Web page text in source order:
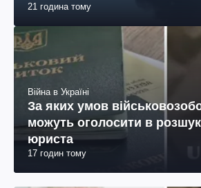
21 година тому
Війна в Україні
За яких умов
можуть оголосити в
юриста
17 годин тому